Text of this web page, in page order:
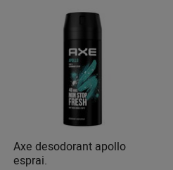
Axe desodorant apollo
esprai.